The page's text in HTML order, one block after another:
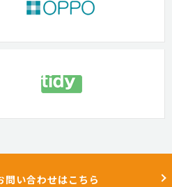
問い合わせはこちら